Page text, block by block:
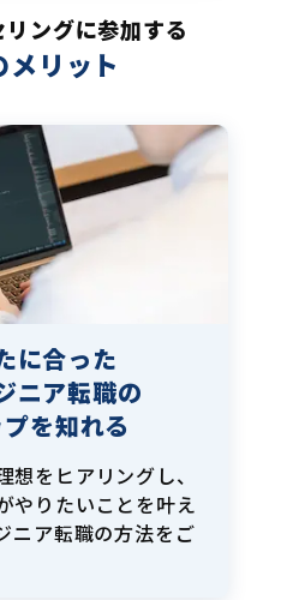
ングに参加する
メリット
に合った
ニア転職の
を知れる
想をヒアリングし、
やりたいことを叶え
ニア転職の方法をご